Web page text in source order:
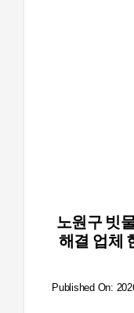
노원구 빗
해결 업체
Published On: